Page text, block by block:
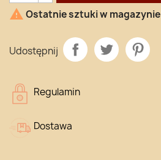
 Ostatnie sztuki w magazynie
Udostępnij
Regulamin
Dostawa